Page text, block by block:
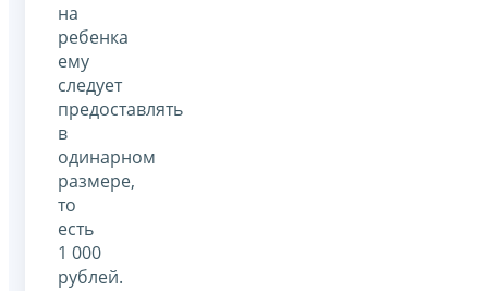
на
ребенка
ему
следует
предоставлять
в
одинарном
размере,
то
есть
1 000
рублей.